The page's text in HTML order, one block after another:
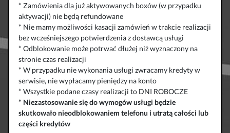
* Zamówienia dla już aktywowanych boxów (w przypadku
aktywacji) nie będą refundowane
* Nie mamy możliwości kasacji zamówień w trakcie realizacji
bez wcześniejszego potwierdzenia z dostawcą usługi
* Odblokowanie może potrwać dłużej niż wyznaczony na
stronie czas realizacji
* W przypadku nie wykonania usługi zwracamy kredyty w
serwisie, nie wypłacamy pieniędzy na konto
* Wszystkie podane czasy realizacji to DNI ROBOCZE
* Niezastosowanie się do wymogów usługi będzie
skutkowało nieodblokowaniem telefonu i utratą całości lub
części kredytów